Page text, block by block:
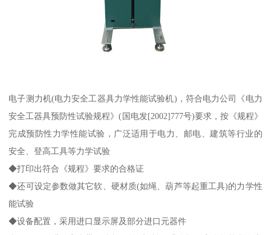
电子测力机(电力安全工器具力学性能试验机)，符合电力公司《电力
安全工器具预防性试验规程》(国电发[2002]777号)要求，按《规程》
完成预防性力学性能试验，广泛适用于电力、邮电、建筑等行业的
安全、登高工具等力学试验
◆打印出符合《规程》要求的合格证
◆还可设定参数做其它软、硬材质(如绳、葫芦等起重工具)的力学性
能试验
◆设备配置，采用进口显示屏及部分进口元器件